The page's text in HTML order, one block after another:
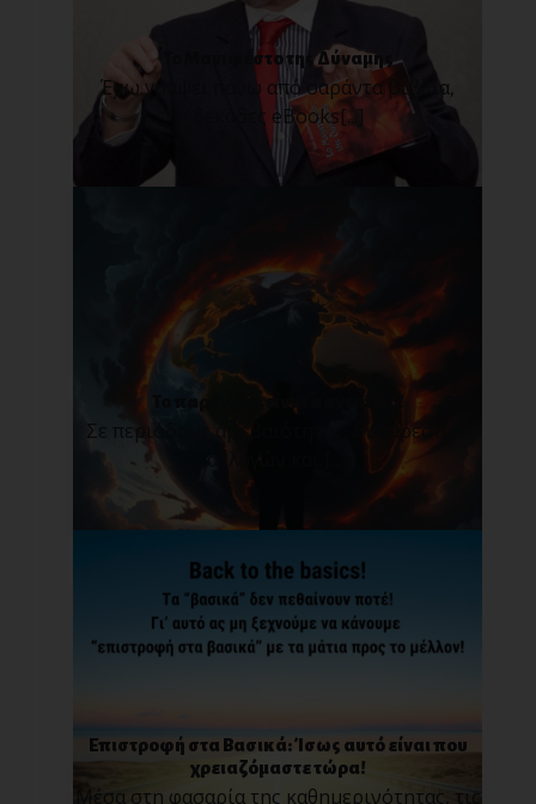
Το Μανιφέστο της Δύναμης
Έχω γράψει πάνω από σαράντα βιβλία,
δεκάδες eBooks[...]
Το παρόν δεν είναι παντοτινό!
Σε περιόδους αβεβαιότητας, δυσάρεστων
Επιστροφή στα Βασικά: Ίσως αυτό είναι που
χρειαζόμαστε τώρα!
Μέσα στη φασαρία της καθημερινότητας, τις